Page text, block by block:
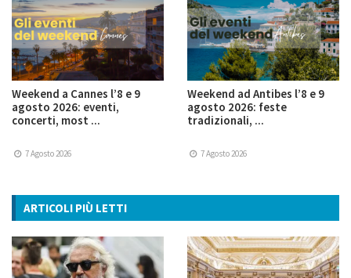
Weekend a Cannes l’8 e 9
agosto 2026: eventi,
concerti, most ...
7 Agosto 2026
Weekend ad Antibes l’8 e 9
agosto 2026: feste
tradizionali, ...
7 Agosto 2026
ARTICOLI PIÙ LETTI